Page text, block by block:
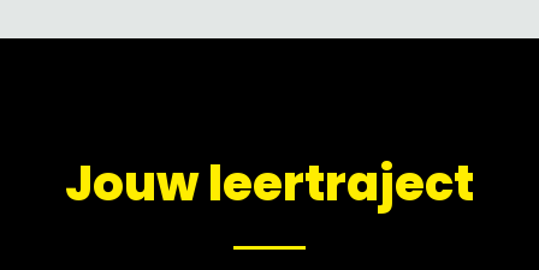
​Jouw leertraject